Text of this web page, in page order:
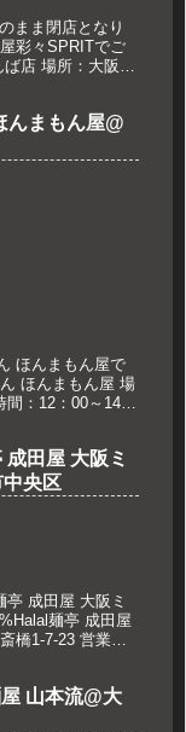
まま閉店となり
彩々SPRITでご
店 場所：大阪府
んまもん屋@
ほんまもん屋で
ほんまもん屋 場
：12：00～14：
田屋 大阪ミ
央区
成田屋 大阪ミ
麺亭 成田屋
橋1-7-23 営業時
山本流@大